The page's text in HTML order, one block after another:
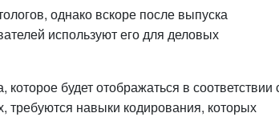
однако вскоре после выпуска
используют его для деловых
будет отображаться в соответствии
требуются навыки кодирования, которых